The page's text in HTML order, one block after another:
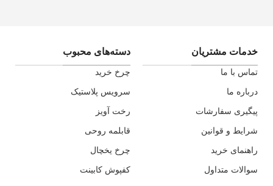
خدمات مشتریان
تماس با ما
درباره ما
پیگیری سفارشات
شرایط و قوانین
راهنمای خرید
سوالات متداول
دسته‌های محبوب
چرخ خرید
سرویس پلاستیک
رخت آویز
قابلمه روحی
چرخ یخچال
کفپوش کابینت